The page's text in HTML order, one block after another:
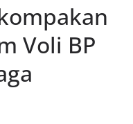
Voli BP